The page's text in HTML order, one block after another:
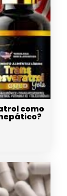
como